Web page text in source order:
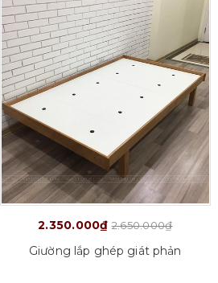
2.350.000₫ 2.650.000₫
Giường lắp ghép giát phản